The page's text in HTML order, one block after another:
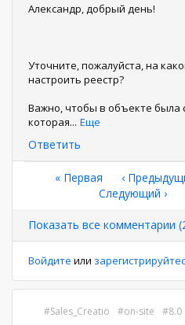
Александр, добрый день!
Уточните, пожалуйста, на
настроить реестр?
Важно, чтобы в объекте была
которая... Еще
Ответить
Нумерация
страниц
Первая
страница
« Первая ←
‹
Следующая
Следующий ›
Показать все комментарии
Войдите или
Sales_Creatio on-site 8.0